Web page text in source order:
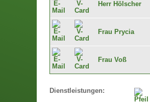
Herr Hölscher
Frau Prycia
Frau Voß
Dienstleistungen: